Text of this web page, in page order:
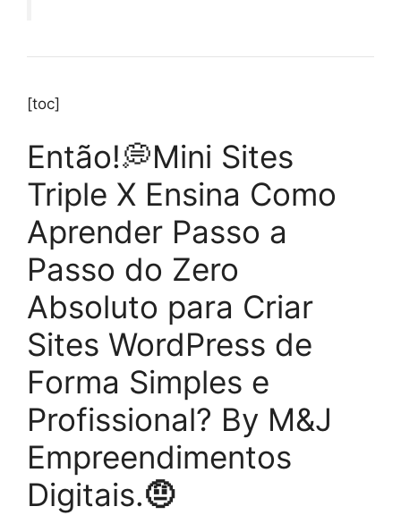
[toc]
Então!💭Mini Sites
Triple X Ensina Como
Aprender Passo a
Passo do Zero
Absoluto para Criar
Sites WordPress de
Forma Simples e
Profissional? By M&J
Empreendimentos
Digitais.🤨